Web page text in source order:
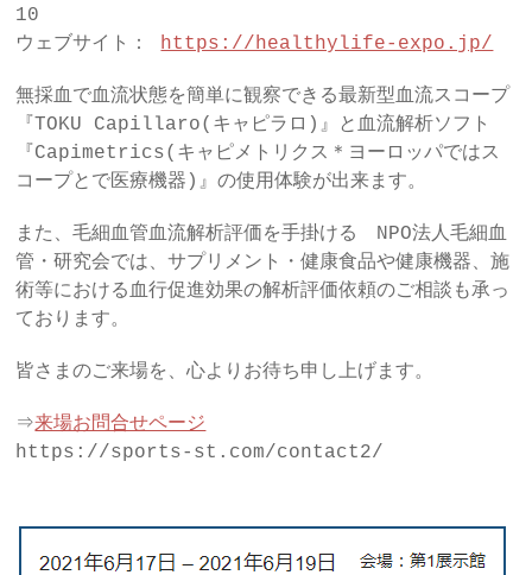
10
ウェブサイト： https://healthylife-expo.jp/
無採血で血流状態を簡単に観察できる最新型血流スコープ
『TOKU Capillaro(キャピラロ)』と血流解析ソフト
『Capimetrics(キャピメトリクス＊ヨーロッパではス
コープとで医療機器)』の使用体験が出来ます。
また、毛細血管血流解析評価を手掛ける NPO法人毛細血
管・研究会では、サプリメント・健康食品や健康機器、施
術等における血行促進効果の解析評価依頼のご相談も承っ
ております。
皆さまのご来場を、心よりお待ち申し上げます。
⇒来場お問合せページ
https://sports-st.com/contact2/